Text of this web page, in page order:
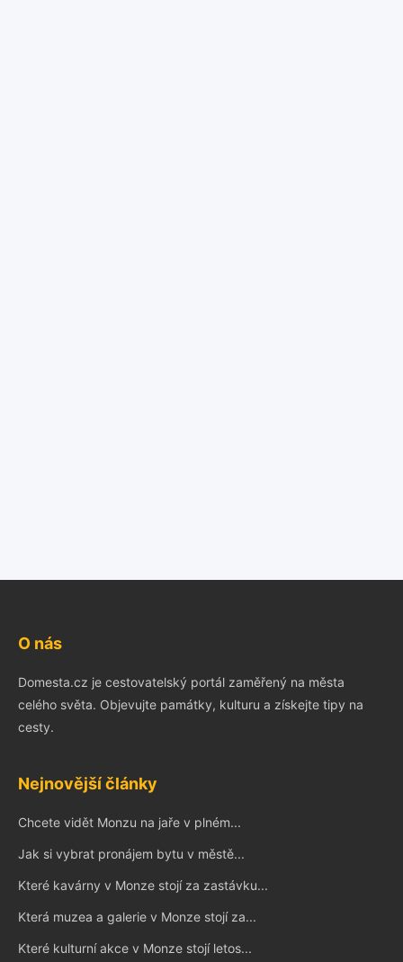
O nás
Domesta.cz je cestovatelský portál zaměřený na města
celého světa. Objevujte památky, kulturu a získejte tipy na
cesty.
Nejnovější články
Chcete vidět Monzu na jaře v plném...
Jak si vybrat pronájem bytu v městě...
Které kavárny v Monze stojí za zastávku...
Která muzea a galerie v Monze stojí za...
Které kulturní akce v Monze stojí letos...